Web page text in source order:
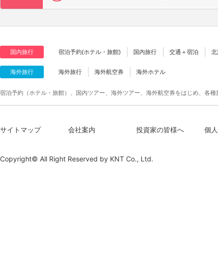
国内旅行 宿泊予約(ホテル・旅館) 国内旅行 交通＋宿泊
海外旅行 海外旅行 海外航空券 海外ホテル
宿泊予約（ホテル・旅館）、国内ツアー、海外ツアー、海外航空券をはじめ、各
サイトマップ 会社案内 投資家の皆様へ 個
Copyright© All Right Reserved by KNT Co., Ltd.